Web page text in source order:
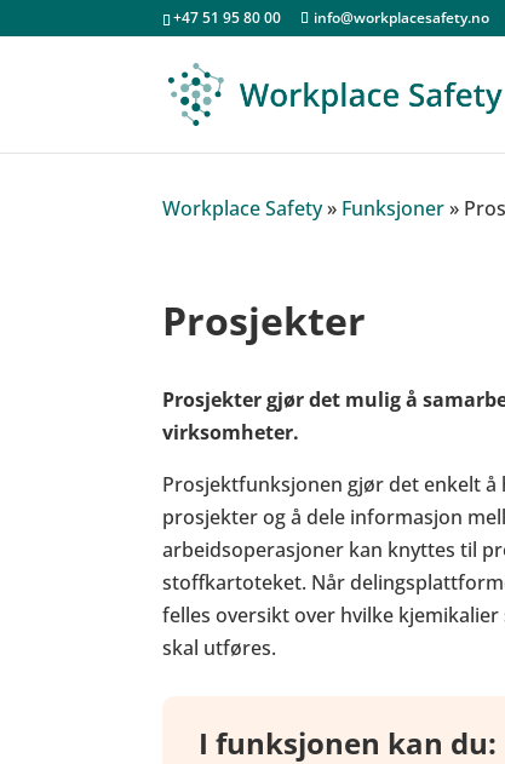
+47 51 95 80 00 info@workplacesafety.no
Workplace Safety» Funksjoner»
Prosjekter
Prosjekter gjør det mulig å
virksomheter.
Prosjektfunksjonen gjør det enkelt
prosjekter og å dele informasjon
arbeidsoperasjoner kan knyttes til
stoffkartoteket. Når
felles oversikt over hvilke
skal utføres.
I funksjonen kan du: